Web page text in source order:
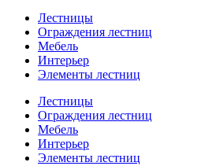
Лестницы
Ограждения лестниц
Мебель
Интерьер
Элементы лестниц
Лестницы
Ограждения лестниц
Мебель
Интерьер
Элементы лестниц